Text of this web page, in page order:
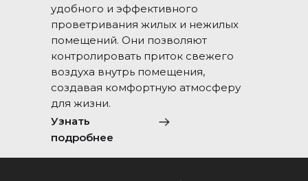
удобного и эффективного
проветривания жилых и нежилых
помещений. Они позволяют
контролировать приток свежего
воздуха внутрь помещения,
создавая комфортную атмосферу
для жизни.
Узнать
подробнее